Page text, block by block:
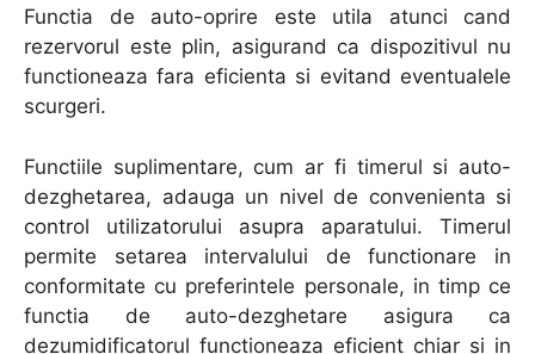
Functia de auto-oprire este utila atunci cand
rezervorul este plin, asigurand ca dispozitivul nu
functioneaza fara eficienta si evitand eventualele
scurgeri.
Functiile suplimentare, cum ar fi timerul si auto-
dezghetarea, adauga un nivel de convenienta si
control utilizatorului asupra aparatului. Timerul
permite setarea intervalului de functionare in
conformitate cu preferintele personale, in timp ce
functia de auto-dezghetare asigura ca
dezumidificatorul functioneaza eficient chiar si in